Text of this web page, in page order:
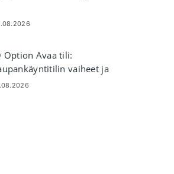
Option Avaa tili:
vaiheet ja